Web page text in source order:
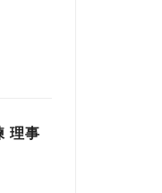
理事